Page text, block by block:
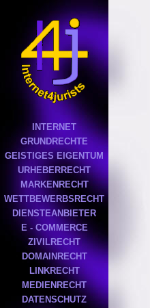
INTERNET
GRUNDRECHTE
GEISTIGES EIGENTUM
URHEBERRECHT
MARKENRECHT
WETTBEWERBSRECHT
DIENSTEANBIETER
E - COMMERCE
ZIVILRECHT
DOMAINRECHT
LINKRECHT
MEDIENRECHT
DATENSCHUTZ